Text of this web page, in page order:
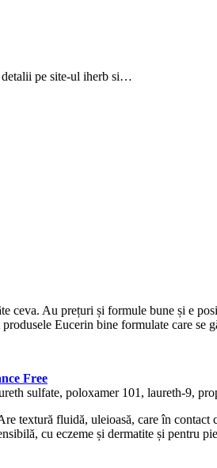
detalii pe site-ul iherb si…
ceva. Au prețuri și formule bune și e
Eucerin bine formulate care se
Free
sulfate, poloxamer 101, laureth-9,
textură fluidă, uleioasă, care în contact
cu eczeme și dermatite și pentru